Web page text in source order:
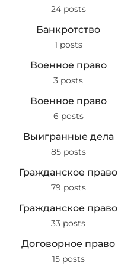
24 posts
Банкротство
1 posts
Военное право
3 posts
Военное право
6 posts
Выигранные дела
85 posts
Гражданское право
79 posts
Гражданское право
33 posts
Договорное право
15 posts